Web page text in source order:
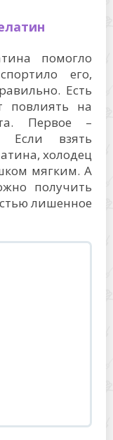
помогло
его,
Есть
повлиять на
Первое –
Если взять
холодец
мягким. А
получить
лишенное